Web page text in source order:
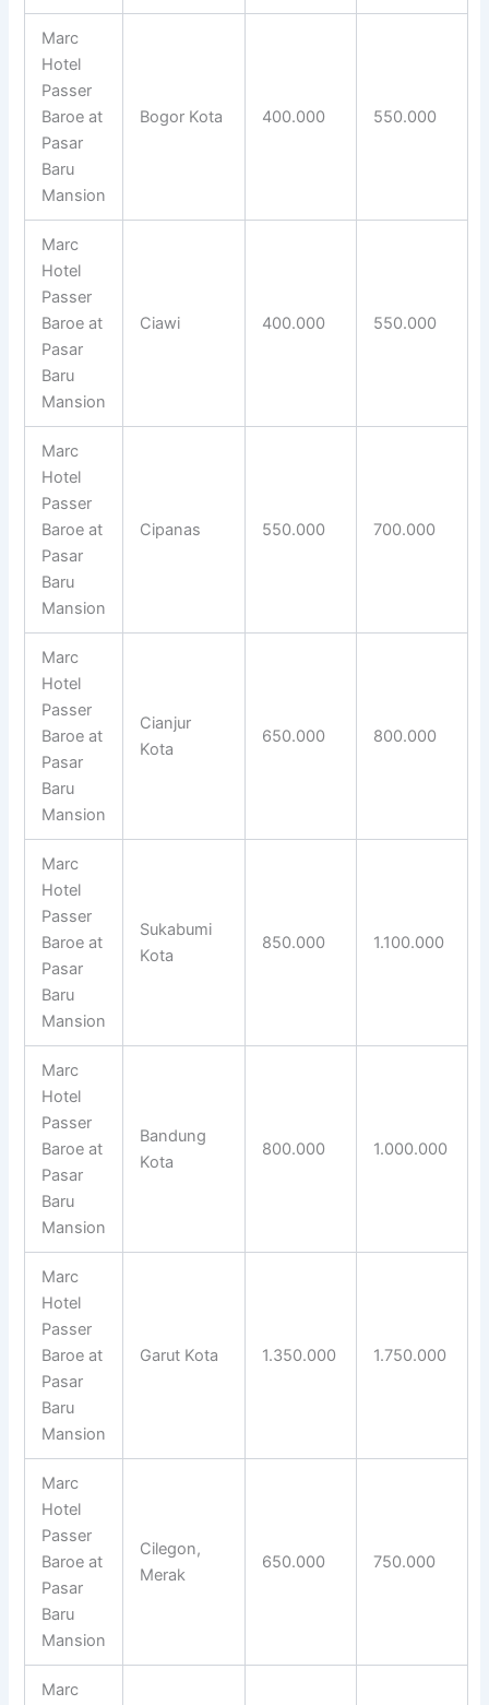
Marc
Hotel
Passer
Baroe at
Pasar
Baru
Mansion
Bogor Kota 400.000 550.000
Marc
Hotel
Passer
Baroe at
Pasar
Baru
Mansion
Ciawi 400.000 550.000
Marc
Hotel
Passer
Baroe at
Pasar
Baru
Mansion
Cipanas 550.000 700.000
Marc
Hotel
Passer
Baroe at
Pasar
Baru
Mansion
Cianjur
Kota
650.000 800.000
Marc
Hotel
Passer
Baroe at
Pasar
Baru
Mansion
Sukabumi
Kota
850.000 1.100.000
Marc
Hotel
Passer
Baroe at
Pasar
Baru
Mansion
Bandung
Kota
800.000 1.000.000
Marc
Hotel
Passer
Baroe at
Pasar
Baru
Mansion
Garut Kota 1.350.000 1.750.000
Marc
Hotel
Passer
Baroe at
Pasar
Baru
Mansion
Cilegon,
Merak
650.000 750.000
Marc